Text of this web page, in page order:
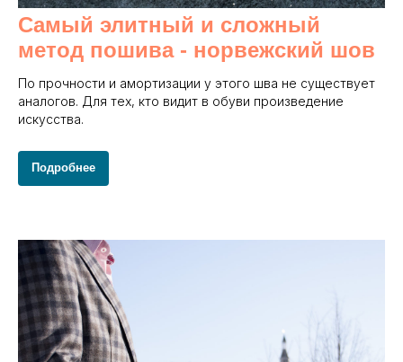
Самый элитный и сложный
метод пошива - норвежский шов
По прочности и амортизации у этого шва не существует
аналогов. Для тех, кто видит в обуви произведение
искусства.
Подробнее